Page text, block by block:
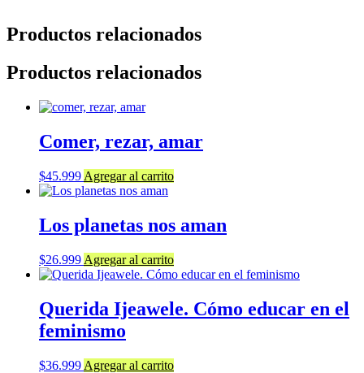
Productos relacionados
Productos relacionados
Comer, rezar, amar
$45.999 Agregar al carrito
Los planetas nos aman
$26.999 Agregar al carrito
Querida Ijeawele. Cómo educar en el
feminismo
$36.999 Agregar al carrito